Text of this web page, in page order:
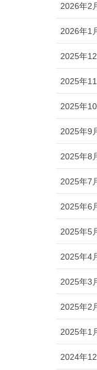
2026年2
2026年1
2025年
2025年
2025年
2025年9
2025年8
2025年7
2025年6
2025年5
2025年4
2025年3
2025年2
2025年1
2024年